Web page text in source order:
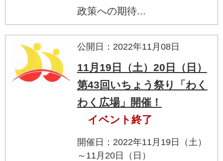
政策への期待...
公開日：2022年11月08日
11月19日（土）20日（日）
第43回いちょう祭り「わく
わく広場」開催！
イベント終了
開催日：2022年11月19日（土）
～11月20日（日）